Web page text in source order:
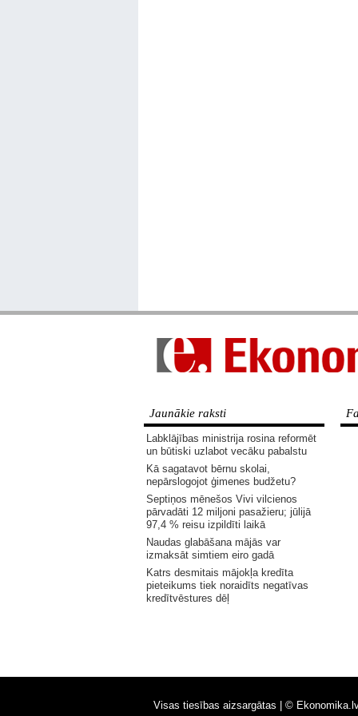
Jaunākie raksti
Labklājības ministrija rosina reformēt
un būtiski uzlabot vecāku pabalstu
Kā sagatavot bērnu skolai,
nepārslogojot ģimenes budžetu?
Septiņos mēnešos Vivi vilcienos
pārvadāti 12 miljoni pasažieru; jūlijā
97,4 % reisu izpildīti laikā
Naudas glabāšana mājās var
izmaksāt simtiem eiro gadā
Katrs desmitais mājokļa kredīta
pieteikums tiek noraidīts negatīvas
kredītvēstures dēļ
Visas tiesības aizsargātas | ©